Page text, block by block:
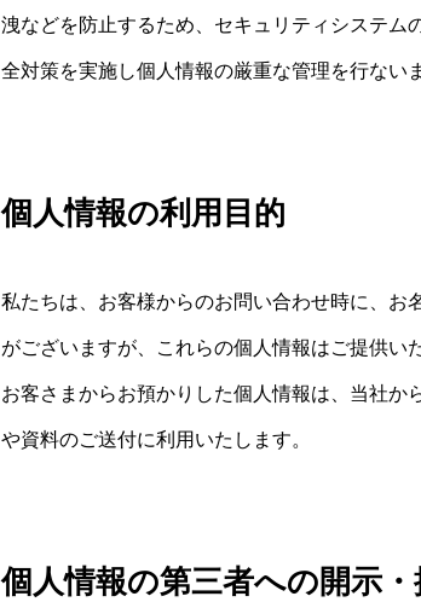
洩などを防止するため、セキュリティシステム
全対策を実施し個人情報の厳重な管理を行ない
個人情報の利用目的
私たちは、お客様からのお問い合わせ時に、お
がございますが、これらの個人情報はご提供い
お客さまからお預かりした個人情報は、当社
や資料のご送付に利用いたします。
個人情報の第三者への開示